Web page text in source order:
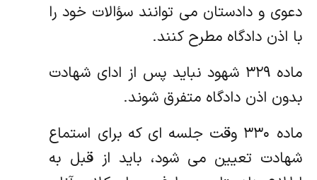
دعوی و دادستان می توانند سؤالات خود را
با اذن دادگاه مطرح کنند.
ماده ۳۲۹ شهود نباید پس از ادای شهادت
بدون اذن دادگاه متفرق شوند.
ماده ۳۳۰ وقت جلسه‏ ای که برای استماع
شهادت تعیین می شود، باید از قبل به